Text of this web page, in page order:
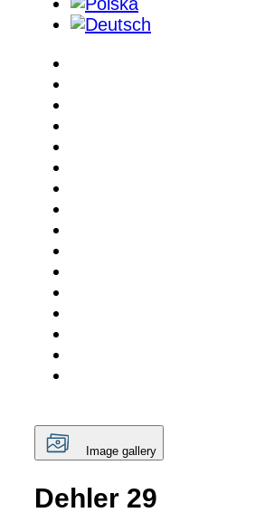
Image gallery
Dehler 29